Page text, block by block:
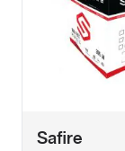
Safire